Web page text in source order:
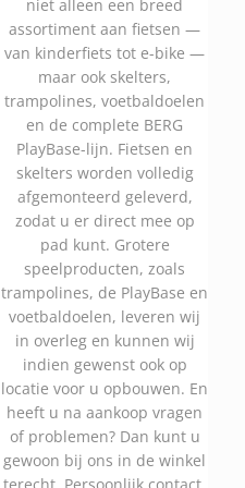
niet alleen een breed
assortiment aan fietsen —
van kinderfiets tot e-bike —
maar ook skelters,
trampolines, voetbaldoelen
en de complete BERG
PlayBase-lijn. Fietsen en
skelters worden volledig
afgemonteerd geleverd,
zodat u er direct mee op
pad kunt. Grotere
speelproducten, zoals
trampolines, de PlayBase en
voetbaldoelen, leveren wij
in overleg en kunnen wij
indien gewenst ook op
locatie voor u opbouwen. En
heeft u na aankoop vragen
of problemen? Dan kunt u
gewoon bij ons in de winkel